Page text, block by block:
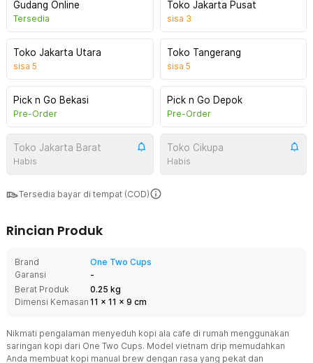
Gudang Online
Tersedia
Toko Jakarta Pusat
sisa 3
Toko Jakarta Utara
sisa 5
Toko Tangerang
sisa 5
Pick n Go Bekasi
Pre-Order
Pick n Go Depok
Pre-Order
Toko Jakarta Barat
Habis
Toko Cikupa
Habis
Tersedia bayar di tempat (COD)
Rincian Produk
Brand
One Two Cups
Garansi
-
Berat Produk
0.25 kg
Dimensi Kemasan 11 x 11 x 9 cm
Nikmati pengalaman menyeduh kopi ala cafe di rumah menggunakan
saringan kopi dari One Two Cups. Model vietnam drip memudahkan
Anda membuat kopi manual brew dengan rasa yang pekat dan